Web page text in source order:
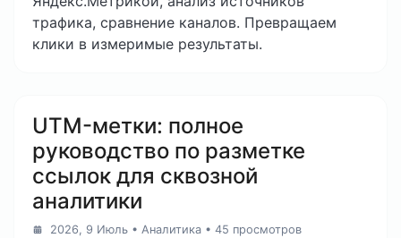
трафика, сравнение каналов. Превращаем
клики в измеримые результаты.
UTM-метки: полное
руководство по разметке
ссылок для сквозной
аналитики
2026, 9 Июль • Аналитика • 45 просмотров